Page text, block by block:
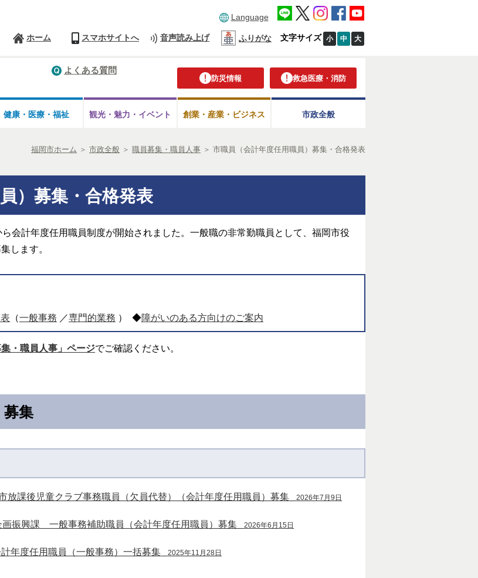
Language
ホーム スマホサイトへ 音声読み上げ ふりがな 文字サイズ 小 中 大
防災情報 救急医療・消防
よくある質問
健康・医療・ 福祉 観光・魅力・ イベント 創業・産業・ビジネス 市政全般
福岡市ホーム ＞ 市政全般 ＞ 職員募集・職員人事 ＞ 市職員（会計年度任用職員）募集・合格発表
）募集・合格発表
会計年度任用職員制度が開始されました。一般職の非常勤職員として、福岡市役
します。
（一般事務 ／専門的業務 ） ◆障がいのある方向けのご案内
集・職員人事」ページでご確認ください。
募集
放課後児童クラブ事務職員（欠員代替）（会計年度任用職員）募集 2026年7月9日
振興課 一般事務補助職員（会計年度任用職員）募集 2026年6月15日
年度任用職員（一般事務）一括募集 2025年11月28日